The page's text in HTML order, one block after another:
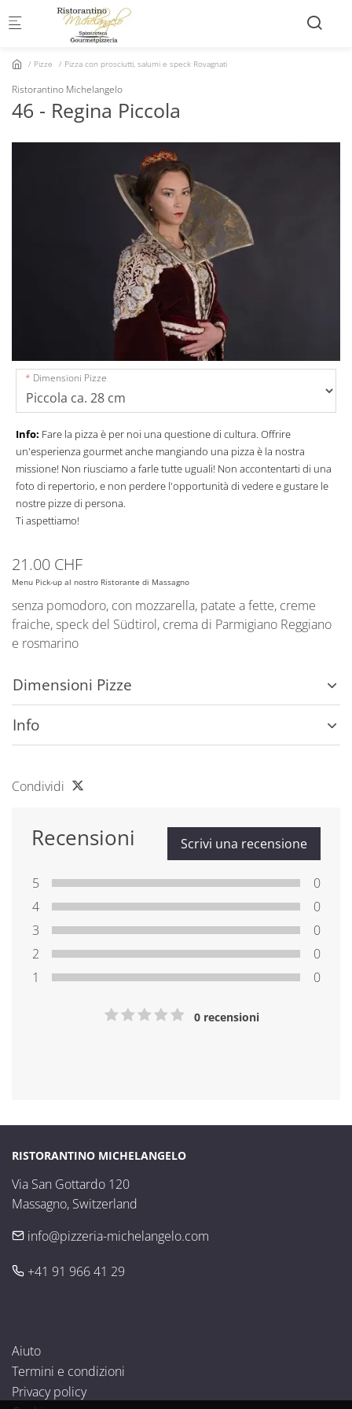
Skip to main content
Pizze Pizza con prosciutti, salumi e speck Rovagnati
Ristorantino Michelangelo
46 - Regina Piccola
Dimensioni Pizze
Info: Fare la pizza è per noi una questione di cultura. Offrire
un'esperienza gourmet anche mangiando una pizza è la nostra
missione! Non riusciamo a farle tutte uguali! Non accontentarti di una
foto di repertorio, e non perdere l'opportunità di vedere e gustare le
nostre pizze di persona.
Ti aspettiamo!
21.00 CHF
Menu Pick-up al nostro Ristorante di Massagno
senza pomodoro, con mozzarella, patate a fette, creme
fraiche, speck del Südtirol, crema di Parmigiano Reggiano
e rosmarino
Dimensioni Pizze
Info
Condividi
Recensioni Scrivi una recensione
5
0
4
0
3
0
2
0
1
0
0 recensioni
RISTORANTINO MICHELANGELO
Via San Gottardo 120
Massagno, Switzerland
info@pizzeria-michelangelo.com
+41 91 966 41 29
Aiuto
Termini e condizioni
Privacy policy